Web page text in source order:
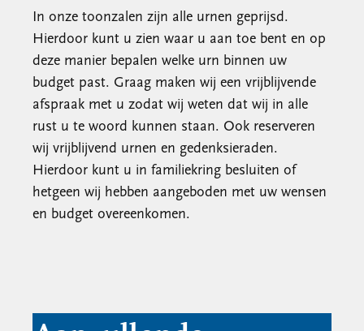
In onze toonzalen zijn alle urnen geprijsd.
Hierdoor kunt u zien waar u aan toe bent en op
deze manier bepalen welke urn binnen uw
budget past. Graag maken wij een vrijblijvende
afspraak met u zodat wij weten dat wij in alle
rust u te woord kunnen staan. Ook reserveren
wij vrijblijvend urnen en gedenksieraden.
Hierdoor kunt u in familiekring besluiten of
hetgeen wij hebben aangeboden met uw wensen
en budget overeenkomen.